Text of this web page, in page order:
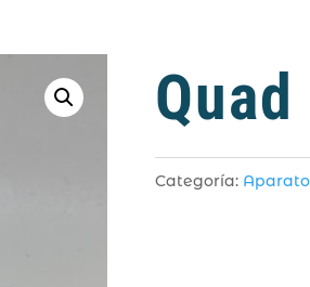
Categoría: